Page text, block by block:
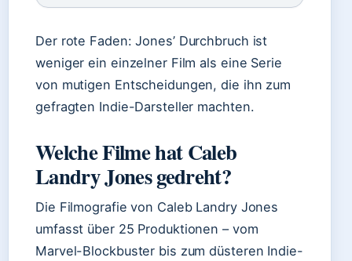
Der rote Faden: Jones’ Durchbruch ist
weniger ein einzelner Film als eine Serie
von mutigen Entscheidungen, die ihn zum
gefragten Indie-Darsteller machten.
Welche Filme hat Caleb
Landry Jones gedreht?
Die Filmografie von Caleb Landry Jones
umfasst über 25 Produktionen – vom
Marvel-Blockbuster bis zum düsteren Indie-